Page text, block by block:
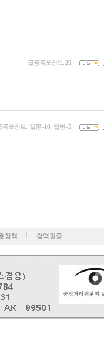
글등록포인트: 20
록포인트: 질문=10 , 답변=5
정책 검역필증